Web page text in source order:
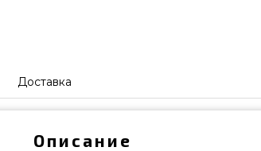
Доставка
Описание